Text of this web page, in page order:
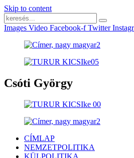
Skip to content
Images Video Facebook-f Twitter
Csóti György
CÍMLAP
NEMZETPOLITIKA
KÜLPOLITIKA